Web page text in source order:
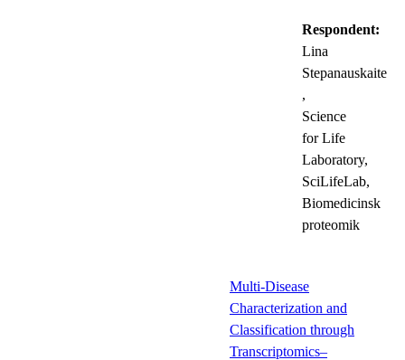
Respondent:
Lina
Stepanauskaite
,
Science
for Life
Laboratory,
SciLifeLab,
Biomedicinsk
proteomik
Multi-Disease
Characterization and
Classification through
Transcriptomics–